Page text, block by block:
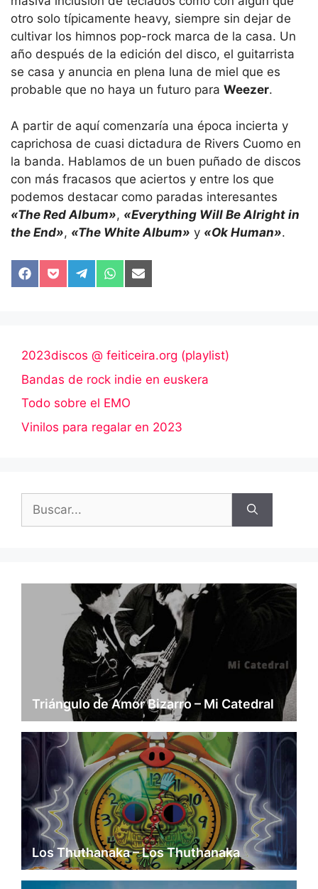
otro solo típicamente heavy, siempre sin dejar de
cultivar los himnos pop-rock marca de la casa. Un
año después de la edición del disco, el guitarrista
se casa y anuncia en plena luna de miel que es
probable que no haya un futuro para Weezer.
A partir de aquí comenzaría una época incierta y
caprichosa de cuasi dictadura de Rivers Cuomo en
la banda. Hablamos de un buen puñado de discos
con más fracasos que aciertos y entre los que
podemos destacar como paradas interesantes
«The Red Album», «Everything Will Be Alright in
the End», «The White Album» y «Ok Human».
Compartir
en
Compartir
en
Compartir
en
Compartir
en
Compartir
en
2023discos @ feiticeira.org (playlist)
Bandas de rock indie en euskera
Todo sobre el EMO
Vinilos para regalar en 2023
Triángulo de Amor Bizarro – Mi Catedral
Los Thuthanaka – Los Thuthanaka